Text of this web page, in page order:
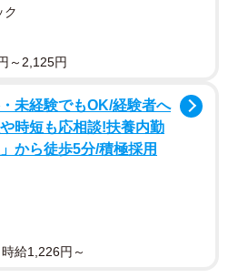
ク
～2,125円
未経験でもOK/経験者へ
時短も応相談!扶養内勤
から徒歩5分/積極採用
給1,226円～